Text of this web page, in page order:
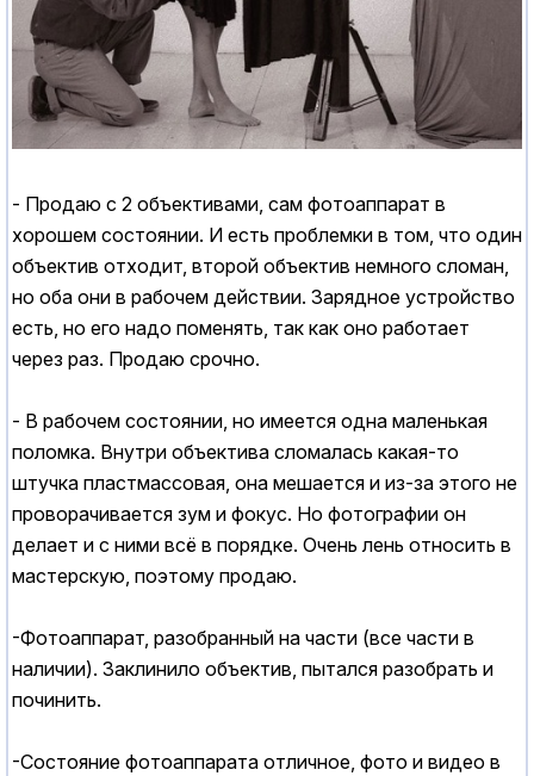
- Продаю с 2 объективами, сам фотоаппарат в
хорошем состоянии. И есть проблемки в том, что один
объектив отходит, второй объектив немного сломан,
но оба они в рабочем действии. Зарядное устройство
есть, но его надо поменять, так как оно работает
через раз. Продаю срочно.
- В рабочем состоянии, но имеется одна маленькая
поломка. Внутри объектива сломалась какая-то
штучка пластмассовая, она мешается и из-за этого не
проворачивается зум и фокус. Но фотографии он
делает и с ними всё в порядке. Очень лень относить в
мастерскую, поэтому продаю.
-Фотоаппарат, разобранный на части (все части в
наличии). Заклинило объектив, пытался разобрать и
починить.
-Состояние фотоаппарата отличное, фото и видео в